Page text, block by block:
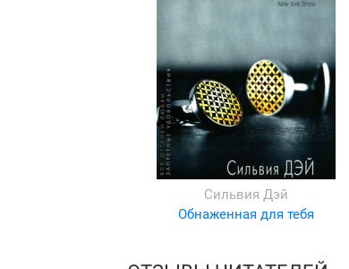
Сильвия Дэй
Обнаженная для тебя